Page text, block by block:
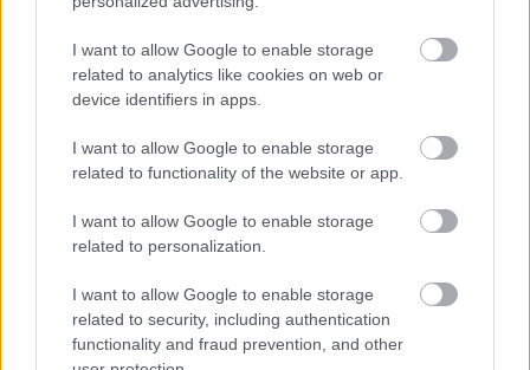
I want to allow Google to enable storage
related to analytics like cookies on web or
device identifiers in apps.
I want to allow Google to enable storage
related to functionality of the website or app.
I want to allow Google to enable storage
related to personalization.
I want to allow Google to enable storage
related to security, including authentication
functionality and fraud prevention, and other
INGEBORG SCHEVE 12.11.2023
Landslagsmodellen bør legges ned. Høstens konflikt mellom
Johannes Høsflot Klæbo og Skiforbundet har bare forsterket
behovet for endring.